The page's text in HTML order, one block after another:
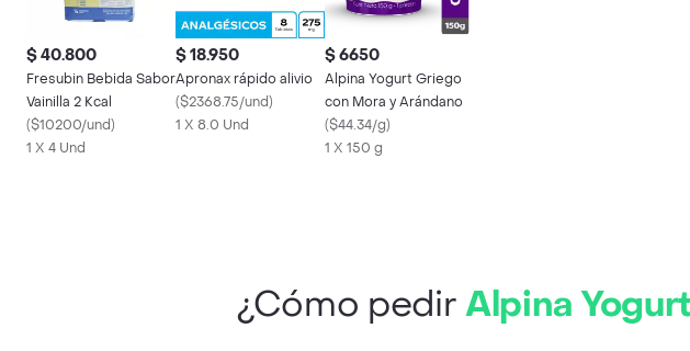
$ 40.800
Fresubin Bebida Sabor
Vainilla 2 Kcal
($10200/und)
1 X 4 Und
$ 18.950
Apronax rápido alivio
($2368.75/und)
1 X 8.0 Und
$ 6650
Alpina Yogurt Griego
con Mora y Arándano
($44.34/g)
1 X 150 g
¿Cómo pedirAlpina